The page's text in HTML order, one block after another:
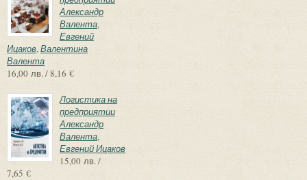
Александр
Валента,
Евгений
Ицаков,Валентина
Валента
16,00 лв. / 8,16 €
Логистика на
предприятии
Александр
Валента,
Евгений Ицаков
15,00 лв. /
7,65 €